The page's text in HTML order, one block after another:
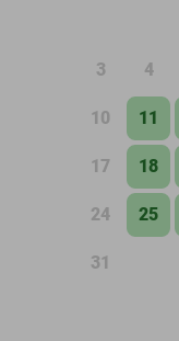
3 4
10 11
17 18
24 25
31